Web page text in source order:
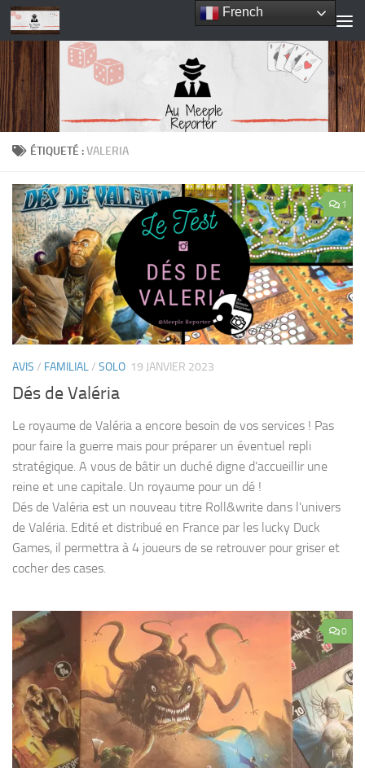
Skip to content
ÉTIQUETÉ :VALERIA
1
AVIS / FAMILIAL/ SOLO 19 JANVIER 2023
Dés de Valéria
Le royaume de Valéria a encore besoin de vos services ! Pas
pour faire la guerre mais pour préparer un éventuel repli
stratégique. A vous de bâtir un duché digne d’accueillir une
reine et une capitale. Un royaume pour un dé !
Dés de Valéria est un nouveau titre Roll&write dans l’univers
de Valéria. Edité et distribué en France par les lucky Duck
Games, il permettra à 4 joueurs de se retrouver pour griser et
cocher des cases.
0
French